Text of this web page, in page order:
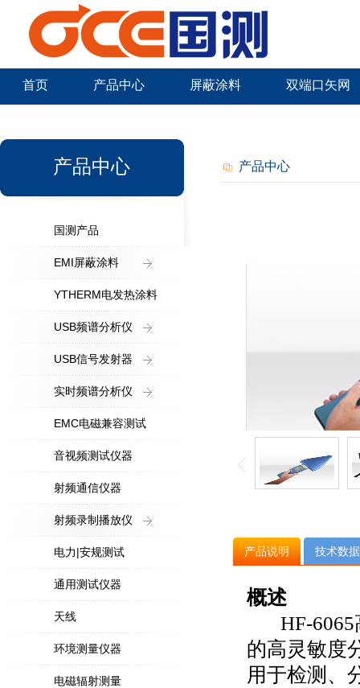
首页 产品中心 屏蔽涂料 双端口矢网
产品中心
国测产品
EMI屏蔽涂料
YTHERM电发热涂料
USB频谱分析仪
USB信号发射器
实时频谱分析仪
EMC电磁兼容测试
音视频测试仪器
射频通信仪器
射频录制播放仪
电力|安规测试
通用测试仪器
天线
环境测量仪器
电磁辐射测量
产品中心
产品说明 技术数据
概述
HF-6065
的高灵敏度
用于检测、